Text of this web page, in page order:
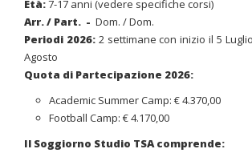
Età:7-17 anni (vedere specifiche corsi)
Arr. / Part. - Dom. / Dom.
Periodi 2026: 2 settimane con inizio il 5
Agosto
Quota di Partecipazione 2026:
Academic Summer Camp: € 4.370,00
Football Camp: € 4.170,00
Il Soggiorno Studio TSA comprende: